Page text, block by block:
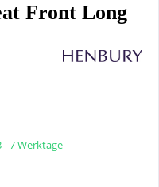
Front Long
7 Werktage